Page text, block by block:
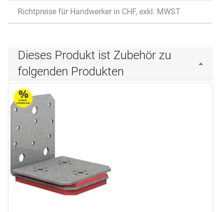
Richtpreise für Handwerker in CHF, exkl. MWST
Dieses Produkt ist Zubehör zu
folgenden Produkten